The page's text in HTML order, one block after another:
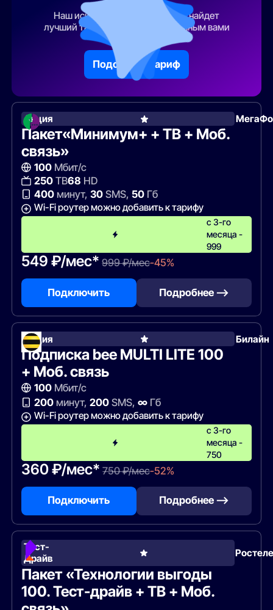
Наш искусственный интеллект найдет
лучший тарифный план по указанным вами
Подобрать тариф
Акция
Пакет«Минимум+ + ТВ + Моб.
связь»
100Мбит/с
250ТВ68 HD
400минут, 30SMS, 50Гб
Wi-Fi роутер можно добавить к тарифу
с 3-го
месяца -
999
549 ₽/мес* 999 ₽/мес-45%
Подключить Подробнее —>
Акция Билайн
Подписка bee MULTI LITE 100
+ Моб. связь
100Мбит/с
200минут, 200SMS, ∞Гб
Wi-Fi роутер можно добавить к тарифу
с 3-го
месяца -
750
360 ₽/мес* 750 ₽/мес-52%
Подключить Подробнее —>
Тест-
Драйв
Пакет «Технологии выгоды
100. Тест-драйв + ТВ + Моб.